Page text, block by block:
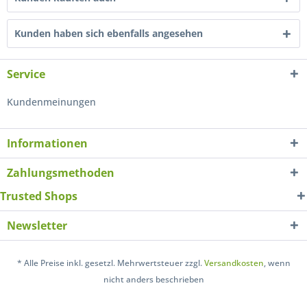
Kunden haben sich ebenfalls angesehen
Service
Kundenmeinungen
Informationen
Zahlungsmethoden
Trusted Shops
Newsletter
* Alle Preise inkl. gesetzl. Mehrwertsteuer zzgl.Versandkosten, wenn
nicht anders beschrieben